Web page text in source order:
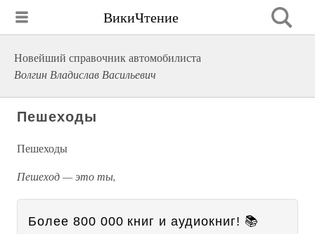
ВикиЧтение
Новейший справочник автомобилиста
Волгин Владислав Васильевич
Пешеходы
Пешеходы
Пешеход — это ты,
Более 800 000 книг и аудиокниг! 📚